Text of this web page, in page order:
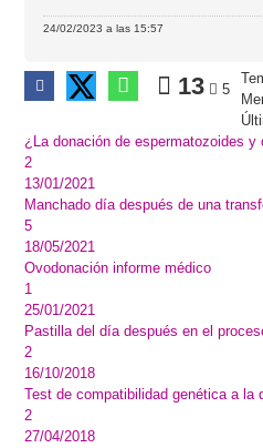
24/02/2023 a las 15:57
13 5
¿La donación de espermatozoides
2
13/01/2021
Manchado día después de una
5
18/05/2021
Ovodonación informe médico
1
25/01/2021
Pastilla del día después en el
2
16/10/2018
Test de compatibilidad genética a la
2
27/04/2018